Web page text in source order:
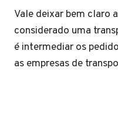
Vale deixar bem claro
considerado uma
é intermediar os
as empresas de